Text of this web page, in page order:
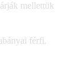
mellettük
férfi.